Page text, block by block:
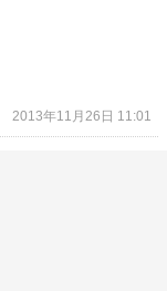
2013年11月26日 11:01